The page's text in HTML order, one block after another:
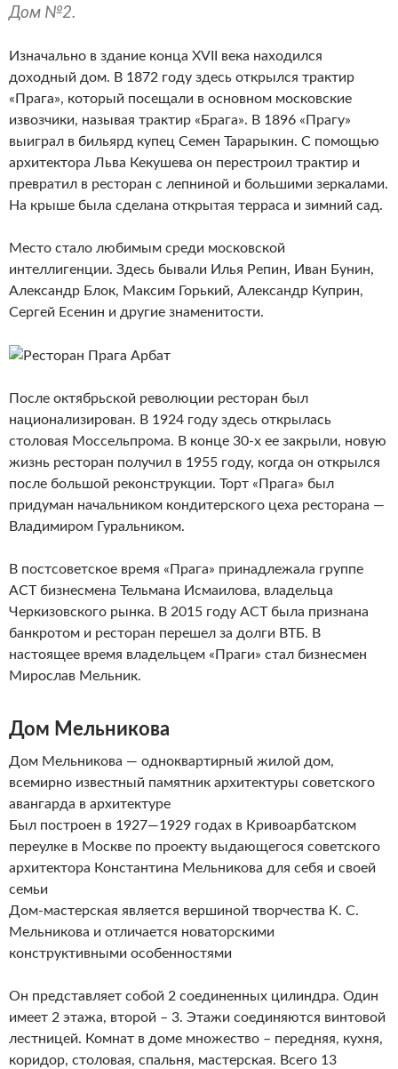
Дом №2.
Изначально в здание конца XVII века находился
доходный дом. В 1872 году здесь открылся трактир
«Прага», который посещали в основном московские
извозчики, называя трактир «Брага». В 1896 «Прагу»
выиграл в бильярд купец Семен Тарарыкин. С помощью
архитектора Льва Кекушева он перестроил трактир и
превратил в ресторан с лепниной и большими зеркалами.
На крыше была сделана открытая терраса и зимний сад.
Место стало любимым среди московской
интеллигенции. Здесь бывали Илья Репин, Иван Бунин,
Александр Блок, Максим Горький, Александр Куприн,
Сергей Есенин и другие знаменитости.
После октябрьской революции ресторан был
национализирован. В 1924 году здесь открылась
столовая Моссельпрома. В конце 30-х ее закрыли, новую
жизнь ресторан получил в 1955 году, когда он открылся
после большой реконструкции. Торт «Прага» был
придуман начальником кондитерского цеха ресторана —
Владимиром Гуральником.
В постсоветское время «Прага» принадлежала группе
АСТ бизнесмена Тельмана Исмаилова, владельца
Черкизовского рынка. В 2015 году АСТ была признана
банкротом и ресторан перешел за долги ВТБ. В
настоящее время владельцем «Праги» стал бизнесмен
Мирослав Мельник.
Дом Мельникова
Дом Мельникова — одноквартирный жилой дом,
всемирно известный памятник архитектуры советского
авангарда в архитектуре
Был построен в 1927—1929 годах в Кривоарбатском
переулке в Москве по проекту выдающегося советского
архитектора Константина Мельникова для себя и своей
семьи
Дом-мастерская является вершиной творчества К. С.
Мельникова и отличается новаторскими
конструктивными особенностями
Он представляет собой 2 соединенных цилиндра. Один
имеет 2 этажа, второй – 3. Этажи соединяются винтовой
лестницей. Комнат в доме множество – передняя, кухня,
коридор, столовая, спальня, мастерская. Всего 13